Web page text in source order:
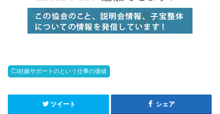
妊娠サポートのという仕事の価値
ツイート シェア